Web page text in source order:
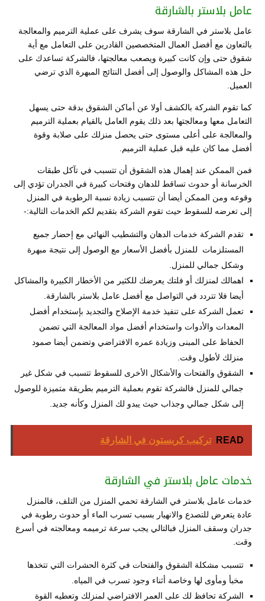
عامل بلاستر بالشارقة
عامل بلاستر في الشارقة سوف يشرف على عملية الترميم والمعالجة
بالتعاون مع أفضل العمال المتخصصين القادرين على التعامل مع أية
شقوق حتى وإن كانت كبيرة ويصعب معالجتها، فالشركة تساعدك على
حل هذه المشاكل والوصول إلى أفضل النتائج المبهرة الذي ترضي
العميل.
كما تقوم الشركة بالكشف أولا عن أماكن الشقوق بدقة حتى يسهل
التعامل معها ومعالجتها بعد ذلك يقوم العامل بالقيام بعملية الترميم
والمعالجة على أعلى مستوى حتى يحصل منزلك على صلابة وقوة
أفضل مما كان عليه قبل عملية الترميم.
فمن الممكن عند إهمال هذه الشقوق أن تتسبب في تآكل طبقات
الخرسانة أو حدوث تساقط للدهان وفتحات كبيرة في الجدران تؤدي إلى
وقوعه ومن الممكن أيضا أن تتسبب زيادة نسبة الرطوبة في المنزل
إلى تعرضه للسقوط حيث تقوم الشركة بتقديم لكم الخدمات التالية:-
تقدم الشركة خدمات الدهان والتشطيب النهائي مع إحضار جميع
المستلزمات للمنزل بأفضل الأسعار مع الوصول إلى نتيجة مبهرة
وشكل جمالي للمنزل.
اهمالك لمنزلك أو فلتك يعرضك للكثير من الأخطار الكبيرة والمشاكل
أيضا فلا تتردد في التواصل مع أفضل عامل بلاستر بالشارقة.
تعمل الشركة على تنفيذ خدمة الإصلاح والتجديد بإستخدام أفضل
المعدات والأدوات واستخدام أفضل مواد المعالجة التي تضمن
الحفاظ على المبنى وزيادة عمره الافتراضي وتضمن أيضا صمود
منزلك لأطول وقت.
الشقوق والفتحات والأشكال الأخرى للسقوط تتسبب في شكل غير
جمالي للمنزل فالشركة تقوم بعملية الترميم بطريقة متميزة للوصول
إلى شكل جمالي وجذاب حيث يبدو لك المنزل وكأنه جديد.
READ تركيب كربستون في الشارقة
خدمات عامل بلاستر في الشارقة
خدمات عامل بلاستر في الشارقة تحمي المنزل من التلف، فالمنزل
عادة يتعرض للتصدع والانهيار بسبب تسرب الماء أو حدوث رطوبة في
جدران وسقف المنزل فبالتالي يجب سرعة ترميمه ومعالجته في أسرع
وقت.
تتسبب مشكلة الشقوق والفتحات في كثرة الحشرات التي تتخذها
مخبأ ومأوى لها وخاصة أثناء وجود تسرب في المياه.
الشركة تحافظ لك على العمر الافتراضي لمنزلك وتعطيه القوة